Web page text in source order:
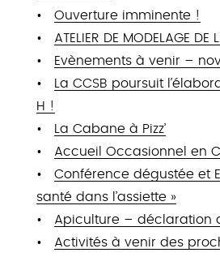
Ouverture imminente !
ATELIER DE MODELAGE DE
Evènements à venir –
La CCSB poursuit
H !
La Cabane à Pizz’
Accueil Occasionnel en
Conférence dégustée et
santé dans l’assiette »
Apiculture – déclaration
Activités à venir des